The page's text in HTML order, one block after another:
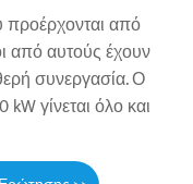
προέρχονται από
από αυτούς έχουν
συνεργασία. Ο
γίνεται όλο και